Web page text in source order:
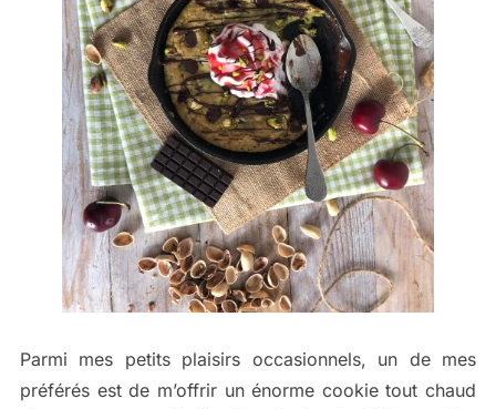
Parmi mes petits plaisirs occasionnels, un de mes
préférés est de m’offrir un énorme cookie tout chaud